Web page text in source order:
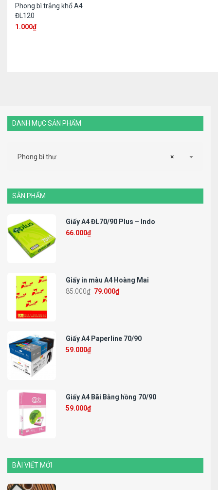
Phong bì trắng khổ A4
ĐL120
1.000₫
DANH MỤC SẢN PHẨM
×
Phong bì thư
SẢN PHẨM
Giấy A4 ĐL70/90 Plus – Indo
66.000₫
Giấy in màu A4 Hoàng Mai
85.000₫ 79.000₫
Giấy A4 Paperline 70/90
59.000₫
Giấy A4 Bãi Bằng hồng 70/90
59.000₫
BÀI VIẾT MỚI